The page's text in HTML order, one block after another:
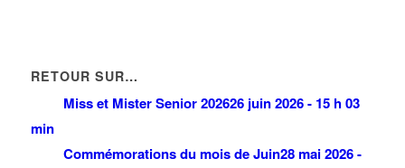
RETOUR SUR…
Miss et Mister Senior 202626 juin 2026 - 15 h 03
min
Commémorations du mois de Juin28 mai 2026 -